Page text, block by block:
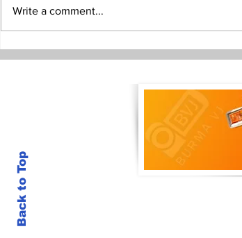
မဟာဗျူဟာထိုးစစ်ကိုတက်
လှမ်းဖို့ PDFတပ်မှူးကြီးများ
Write a comment...
Back to Top